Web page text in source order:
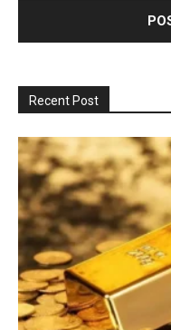
Recent Post